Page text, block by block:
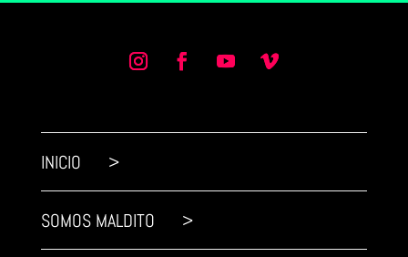
INICIO >
SOMOS MALDITO >